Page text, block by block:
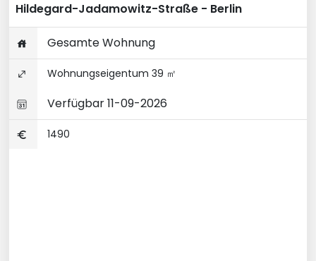
Hildegard-Jadamowitz-Straße - Berlin
Gesamte Wohnung
Wohnungseigentum 39 ㎡
Verfügbar 11-09-2026
1490